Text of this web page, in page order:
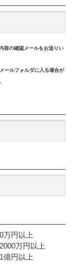
容の確認メールをお送りい
ールフォルダに入る場合が
万円以上
2000万円以上
1億円以上